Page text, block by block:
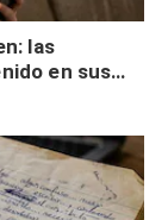
las
en sus